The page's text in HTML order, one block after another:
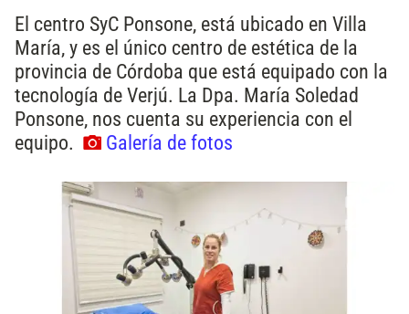
El centro SyC Ponsone, está ubicado en Villa
María, y es el único centro de estética de la
provincia de Córdoba que está equipado con la
tecnología de Verjú. La Dpa. María Soledad
Ponsone, nos cuenta su experiencia con el
equipo.
Galería de fotos